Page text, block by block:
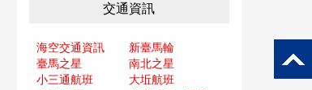
交通資訊
海空交通資訊
新臺馬輪
臺馬之星
南北之星
小三通航班
大坵航班